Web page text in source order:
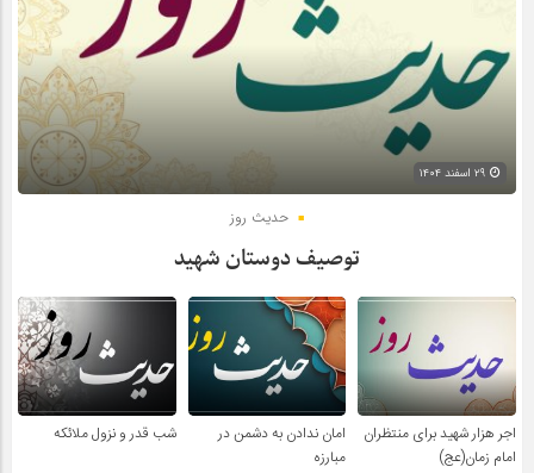
حدیث روز
توصیف دوستان شهید
اجر هزار شهید برای منتظران
امام زمان(عج)
امان ندادن به دشمن در
مبارزه
شب قدر و نزول ملائکه